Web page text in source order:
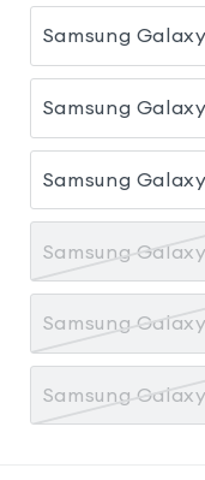
Samsung
Samsung
Samsung
Samsung
Samsung
Samsung